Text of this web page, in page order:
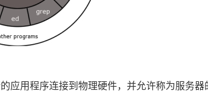
用程序连接到物理硬件，并允许称为服务器